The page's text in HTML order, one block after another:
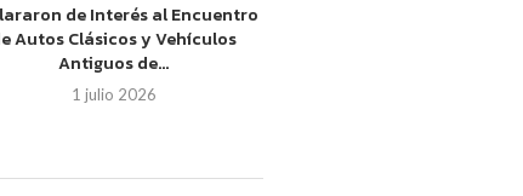
de Interés al Encuentro
Autos Clásicos y Vehículos
Antiguos de...
1 julio 2026